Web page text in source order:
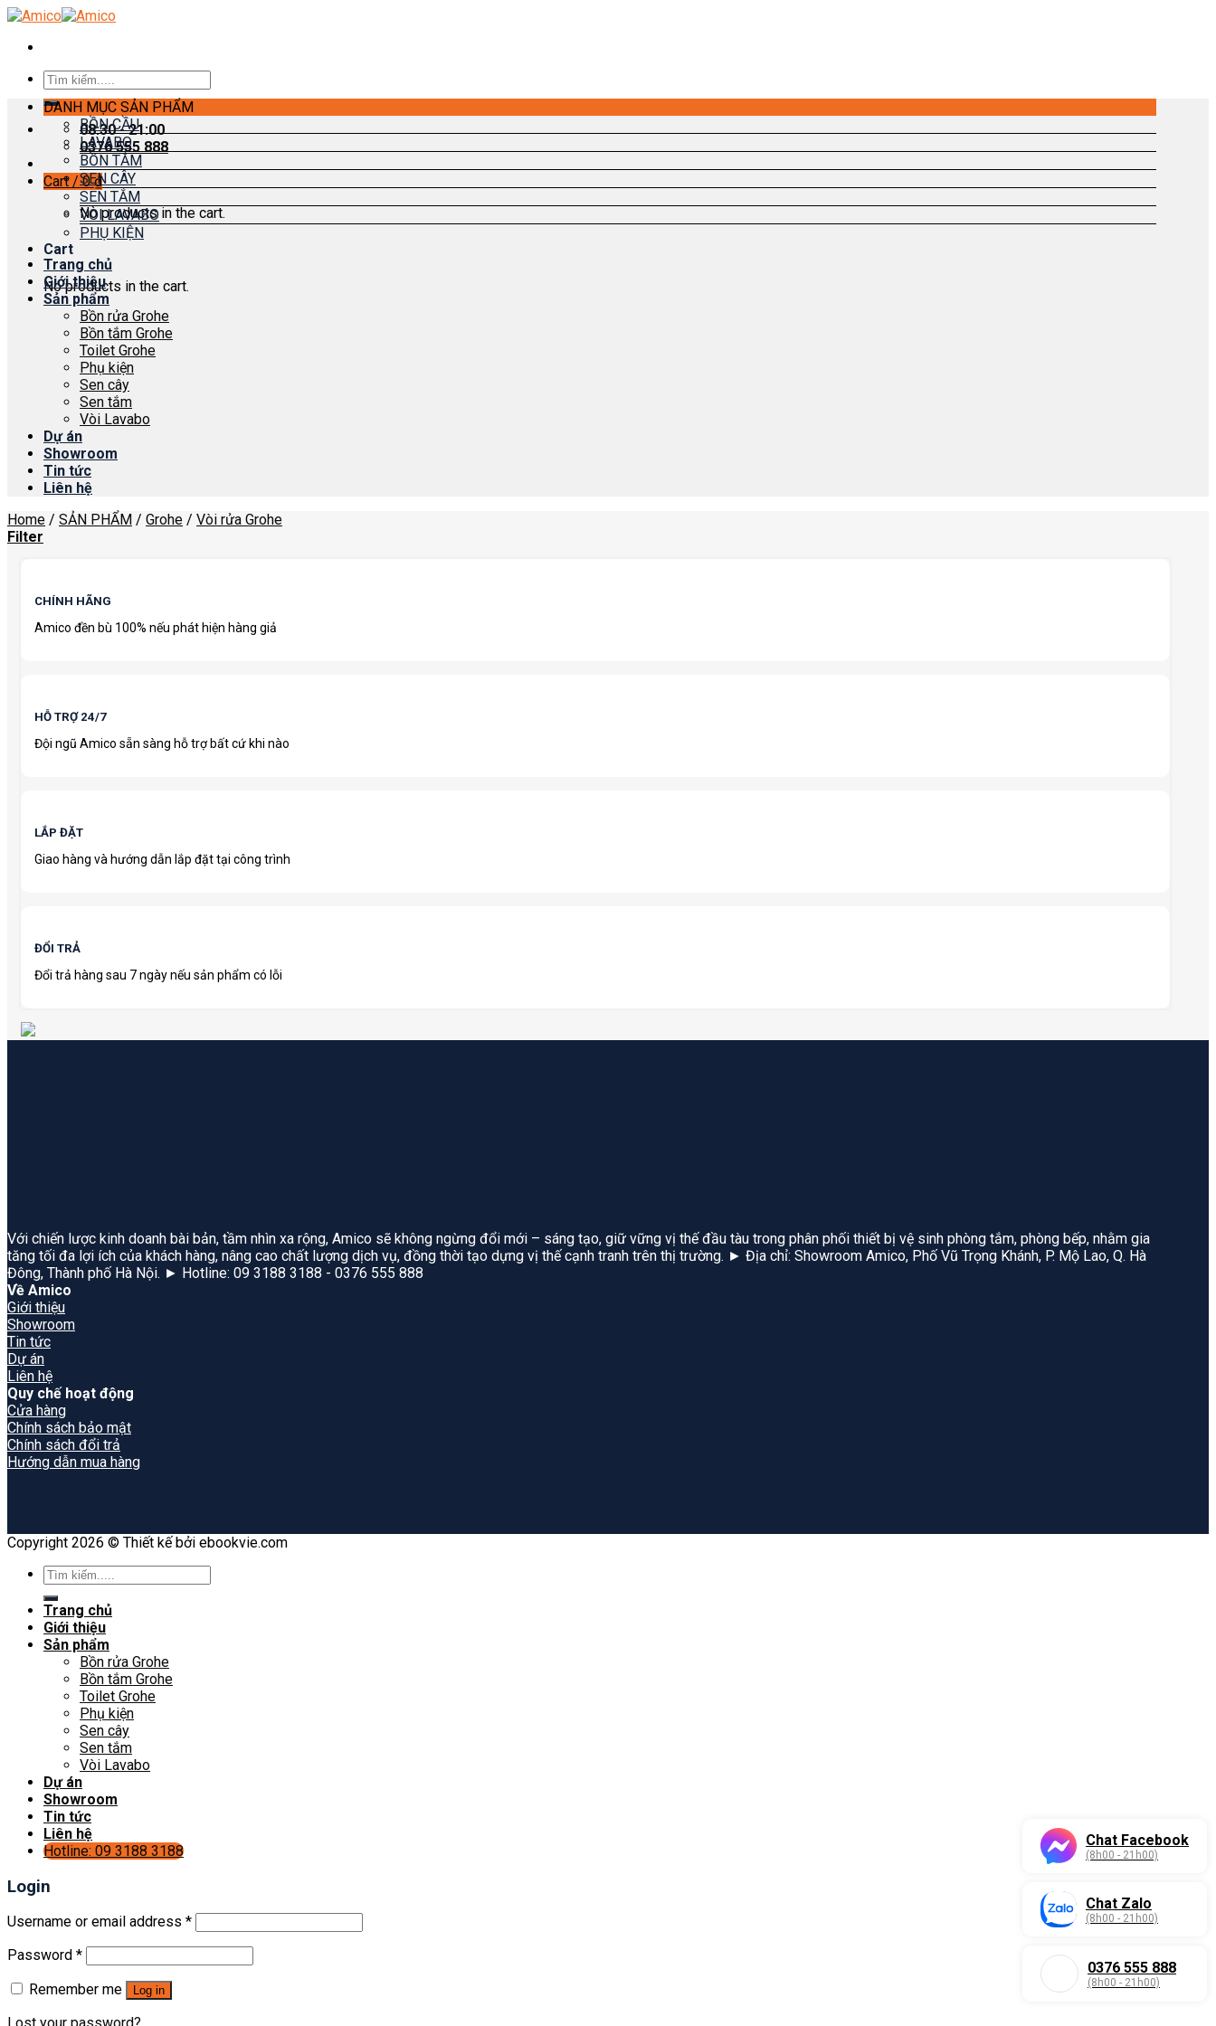
Skip
content
Search
for:
08:30 - 21:00
0376 555 888
Cart /0₫
No products in the cart.
Cart
No products in the cart.
DANH MỤC SẢN PHẨM
BỒN CẦU
LAVABO
BỒN TẮM
SEN CÂY
SEN TẮM
VÒI LAVABO
PHỤ KIỆN
Trang chủ
Giới thiệu
Sản phẩm
Bồn rửa Grohe
Bồn tắm Grohe
Toilet Grohe
Phụ kiện
Sen cây
Sen tắm
Vòi Lavabo
Dự án
Showroom
Tin tức
Liên hệ
Home / SẢN PHẨM / Grohe / Vòi rửa Grohe
Filter
CHÍNH HÃNG
Amico đền bù 100% nếu phát hiện hàng giả
HỖ TRỢ 24/7
Đội ngũ Amico sẵn sàng hỗ trợ bất cứ khi nào
LẮP ĐẶT
Giao hàng và hướng dẫn lắp đặt tại công trình
ĐỔI TRẢ
Đổi trả hàng sau 7 ngày nếu sản phẩm có lỗi
Với chiến lược kinh doanh bài bản, tầm nhìn xa rộng, Amico sẽ không ngừng đổi mới – sáng tạo, giữ vững vị thế đầu tàu trong phân phối thiết bị vệ sinh phòng tắm, phòng bếp, nhằm gia
tăng tối đa lợi ích của khách hàng, nâng cao chất lượng dịch vụ, đồng thời tạo dựng vị thế cạnh tranh trên thị trường. ► Địa chỉ: Showroom Amico, Phố Vũ Trọng Khánh, P. Mộ Lao, Q. Hà
Đông, Thành phố Hà Nội. ► Hotline: 09 3188 3188 - 0376 555 888
Về Amico
Giới thiệu
Showroom
Tin tức
Dự án
Liên hệ
Quy chế hoạt động
Cửa hàng
Chính sách bảo mật
Chính sách đổi trả
Hướng dẫn mua hàng
Copyright 2026 © Thiết kế bởi ebookvie.com
Search
for:
Trang chủ
Giới thiệu
Sản phẩm
Bồn rửa Grohe
Bồn tắm Grohe
Toilet Grohe
Phụ kiện
Sen cây
Sen tắm
Vòi Lavabo
Dự án
Showroom
Tin tức
Liên hệ
Hotline: 09 3188 3188
Chat Facebook
(8h00 - 21h00)
Chat Zalo
(8h00 - 21h00)
0376 555 888
(8h00 - 21h00)
Login
Username or email address *
Password *
Remember me
Log in